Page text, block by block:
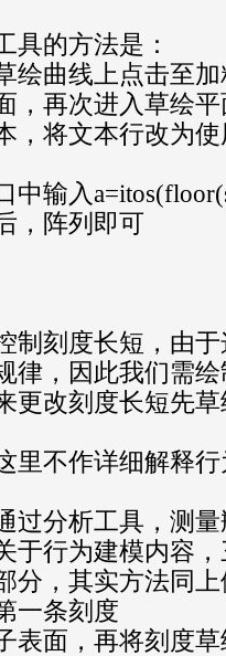
具的方法是：
曲线上点击至
，再次进入草绘
，将文本行改为
中输入
，阵列即可
制刻度长短，由
律，因此我们需
更改刻度长短先
里不作详细解释
过分析工具，测
于行为建模内容
分，其实方法同
一条刻度
表面，再将刻度